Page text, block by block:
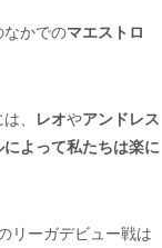
なかでのマエストロ
、 レオやアンドレス
によって私たちは楽に
リーガデビュー戦は